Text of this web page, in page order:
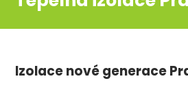
Izolace nové generace